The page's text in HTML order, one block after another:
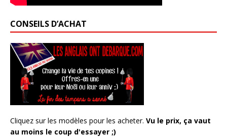
CONSEILS D’ACHAT
Cliquez sur les modèles pour les acheter. Vu le prix, ça vaut
au moins le coup d'essayer ;)